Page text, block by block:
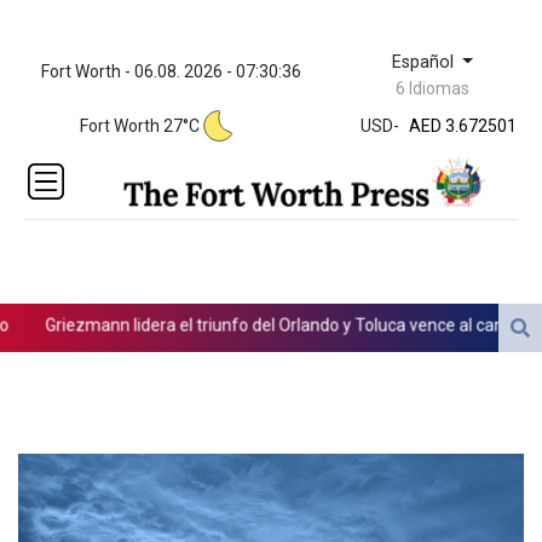
Fort Worth - 06.08. 2026 - 07:30:36 Español
6 Idiomas
Fort Worth 27°C
USD-
ZWL 321.999592
AED 3.672501
AED 3.672501
AFN
ALL 80.778943
AMD
Griezmann lidera el triunfo del Orlando y Toluca vence al campeón en